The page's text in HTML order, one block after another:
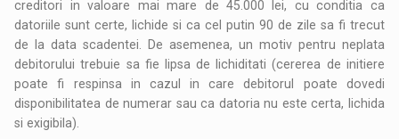
creditori in valoare mai mare de 45.000 lei, cu conditia ca
datoriile sunt certe, lichide si ca cel putin 90 de zile sa fi trecut
de la data scadentei. De asemenea, un motiv pentru neplata
debitorului trebuie sa fie lipsa de lichiditati (cererea de initiere
poate fi respinsa in cazul in care debitorul poate dovedi
disponibilitatea de numerar sau ca datoria nu este certa, lichida
si exigibila).